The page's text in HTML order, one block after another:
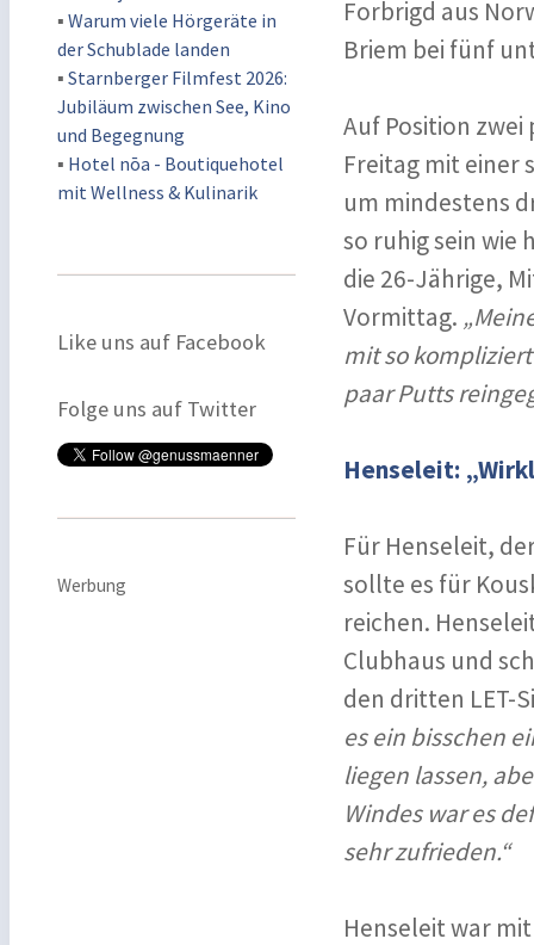
▪ Warum viele Hörgeräte in
der Schublade landen
▪ Starnberger Filmfest 2026:
Jubiläum zwischen See, Kino
und Begegnung
▪ Hotel nōa - Boutiquehotel
mit Wellness & Kulinarik
Like uns auf Facebook
Folge uns auf Twitter
Werbung
Forbrigd aus
Briem bei fünf
Auf Position zwei
Freitag mit einer
um mindestens
so ruhig sein wie
die 26-Jährige,
Vormittag.
mit so
paar Putts
Henseleit:
Für Henseleit,
sollte es für
reichen.
Clubhaus und
den dritten LET-
es ein bisschen
liegen lassen,
Windes war es
sehr zufrieden.“
Henseleit war